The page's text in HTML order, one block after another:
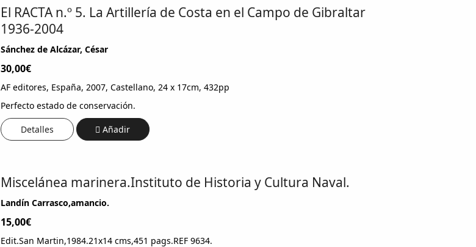
El RACTA n.º 5. La Artillería de Costa en el Campo de Gibraltar
1936-2004
Sánchez de Alcázar, César
30,00€
AF editores, España, 2007, Castellano, 24 x 17cm, 432pp
Perfecto estado de conservación.
Detalles Añadir
Miscelánea marinera.Instituto de Historia y Cultura Naval.
Landín Carrasco,amancio.
15,00€
Edit.San Martin,1984.21x14 cms,451 pags.REF 9634.